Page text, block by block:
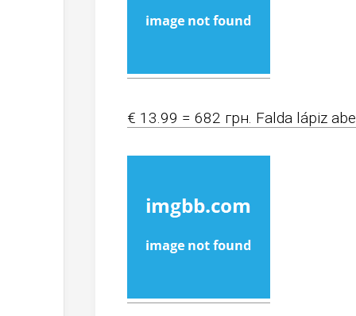
€ 13.99 = 682 грн. Falda lápiz